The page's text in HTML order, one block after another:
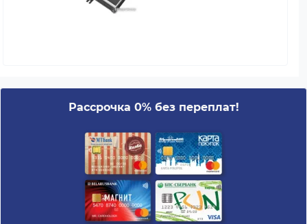
Рассрочка 0% без переплат!